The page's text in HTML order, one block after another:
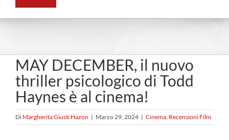
MAY DECEMBER, il nuovo
thriller psicologico di Todd
Haynes è al cinema!
Di Margherita Giusti Hazon | Marzo 29, 2024 | Cinema, Recensioni Film